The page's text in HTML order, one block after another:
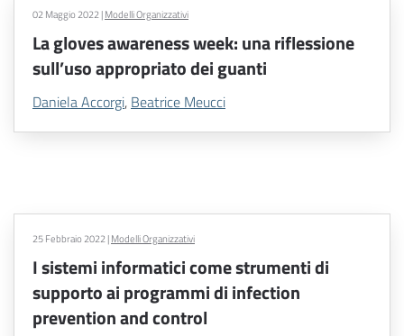
02 Maggio 2022|Modelli Organizzativi
La gloves awareness week: una riflessione
sull’uso appropriato dei guanti
Daniela Accorgi, Beatrice Meucci
25 Febbraio 2022|Modelli Organizzativi
I sistemi informatici come strumenti di
supporto ai programmi di infection
prevention and control